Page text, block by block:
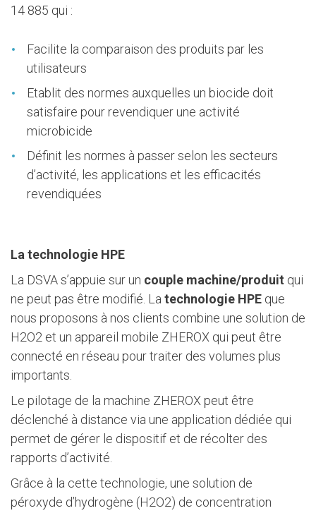
14 885 qui :
Facilite la comparaison des produits par les
utilisateurs
Etablit des normes auxquelles un biocide doit
satisfaire pour revendiquer une activité
microbicide
Définit les normes à passer selon les secteurs
d’activité, les applications et les efficacités
revendiquées
La technologie HPE
La DSVA s’appuie sur un couple machine/produit qui
ne peut pas être modifié. La technologie HPE que
nous proposons à nos clients combine une solution de
H2O2 et un appareil mobile ZHEROX qui peut être
connecté en réseau pour traiter des volumes plus
importants.
Le pilotage de la machine ZHEROX peut être
déclenché à distance via une application dédiée qui
permet de gérer le dispositif et de récolter des
rapports d’activité.
Grâce à la cette technologie, une solution de
péroxyde d’hydrogène (H2O2) de concentration